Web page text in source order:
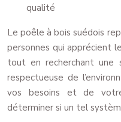
qualité
Le poêle à bois suédois
personnes qui apprécient
tout en recherchant une
respectueuse de
vos besoins et de
déterminer si un tel